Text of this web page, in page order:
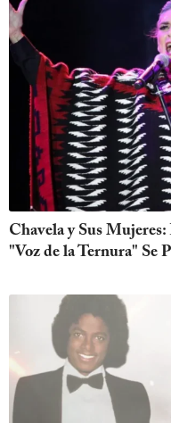
Chavela y Sus
"Voz de la Ternura" Se